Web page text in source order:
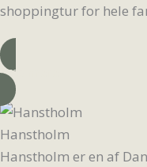
shoppingtur for hele
Læs mere
Hanstholm
Hanstholm er en af